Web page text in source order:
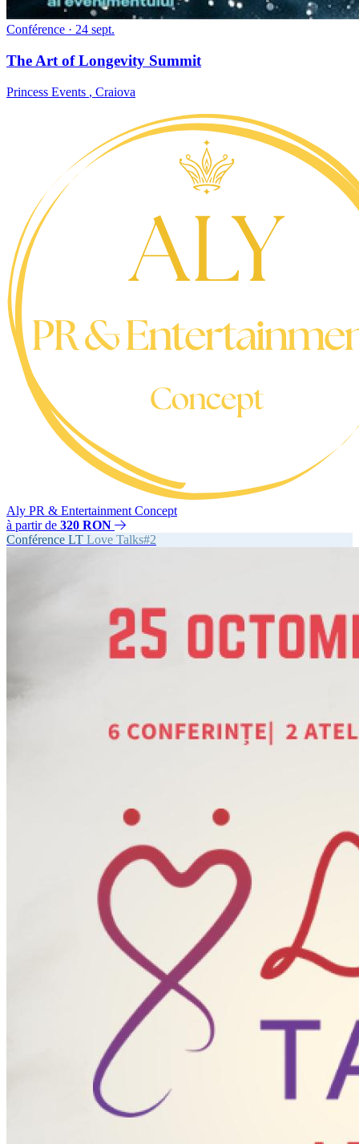
Conférence · 24 sept.
The Art of Longevity Summit
Princess Events , Craiova
Aly PR & Entertainment Concept
à partir de 320 RON
Conférence LT Love Talks#2